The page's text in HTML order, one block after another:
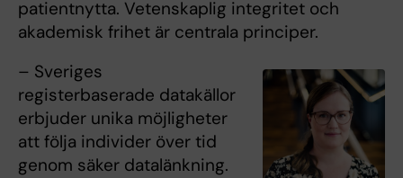
patientnytta. Vetenskaplig integritet och
akademisk frihet är centrala principer.
– Sveriges
registerbaserade datakällor
erbjuder unika möjligheter
att följa individer över tid
genom säker datalänkning.